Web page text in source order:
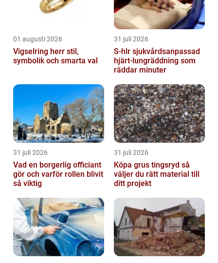
01 augusti 2026
Vigselring herr stil,
symbolik och smarta val
31 juli 2026
S-hlr sjukvårdsanpassad
hjärt-lungräddning som
räddar minuter
31 juli 2026
Vad en borgerlig officiant
gör och varför rollen blivit
så viktig
31 juli 2026
Köpa grus tingsryd så
väljer du rätt material till
ditt projekt